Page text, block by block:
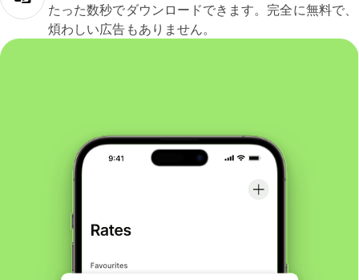
たった数秒でダウンロードできます。完全に無料で、
煩わしい広告もありません。